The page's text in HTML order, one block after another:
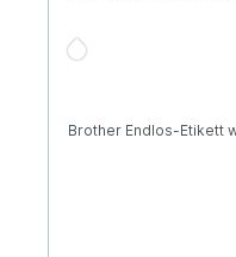
Brother Endlos-Etikett